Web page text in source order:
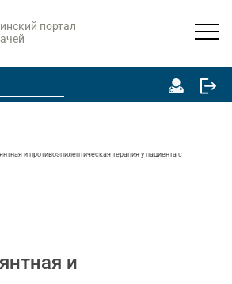
портал
и противоэпилептическая терапия у пациента с
и